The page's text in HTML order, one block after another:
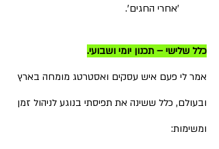
'אחרי החגים'.
כלל שלישי – תכנון יומי ושבועי.
אמר לי פעם איש עסקים ואסטרטג מומחה בארץ
ובעולם, כלל ששינה את תפיסתי בנוגע לניהול זמן
ומשימות: